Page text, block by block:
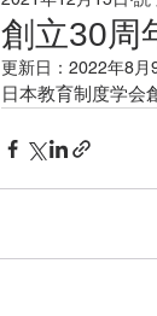
創立30周
更新日： 2022年8月
日本教育制度学会